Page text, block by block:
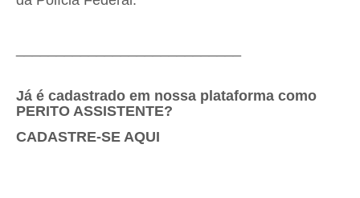
Já é cadastrado em nossa plataforma como
PERITO ASSISTENTE?
CADASTRE-SE AQUI